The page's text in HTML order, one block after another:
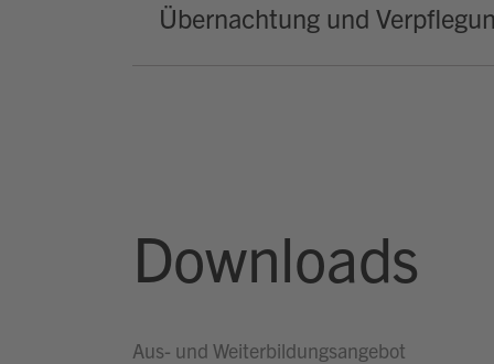
Übernachtung und
Downloads
Aus- und Weiterbildungsangebot